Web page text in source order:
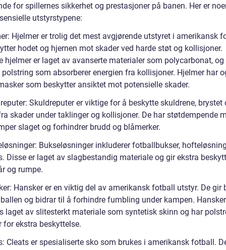
for spillernes sikkerhet og prestasjoner på banen. Her er
utstyrstypene:
Hjelmer er trolig det mest avgjørende utstyret i amerikansk
hodet og hjernen mot skader ved harde støt og kollisjoner.
hjelmer er laget av avanserte materialer som polycarbonat, og
polstring som absorberer energien fra kollisjoner. Hjelmer har
som beskytter ansiktet mot potensielle skader.
Skuldreputer er viktige for å beskytte skuldrene, brystet
skader under taklinger og kollisjoner. De har støtdempende
slaget og forhindrer brudd og blåmerker.
Bukseløsninger inkluderer fotballbukser,
Disse er laget av slagbestandig materiale og gir ekstra
og rumpe.
Hansker er en viktig del av amerikansk fotball utstyr. De gir
og bidrar til å forhindre fumbling under kampen.
laget av slitesterkt materiale som syntetisk skinn og har
for ekstra beskyttelse.
Cleats er spesialiserte sko som brukes i amerikansk fotball.